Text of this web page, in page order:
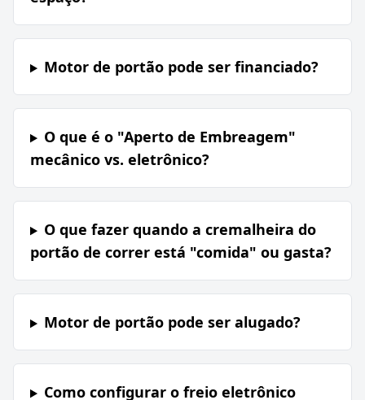
Motor de portão pode ser financiado?
O que é o "Aperto de Embreagem"
mecânico vs. eletrônico?
O que fazer quando a cremalheira do
portão de correr está "comida" ou gasta?
Motor de portão pode ser alugado?
Como configurar o freio eletrônico